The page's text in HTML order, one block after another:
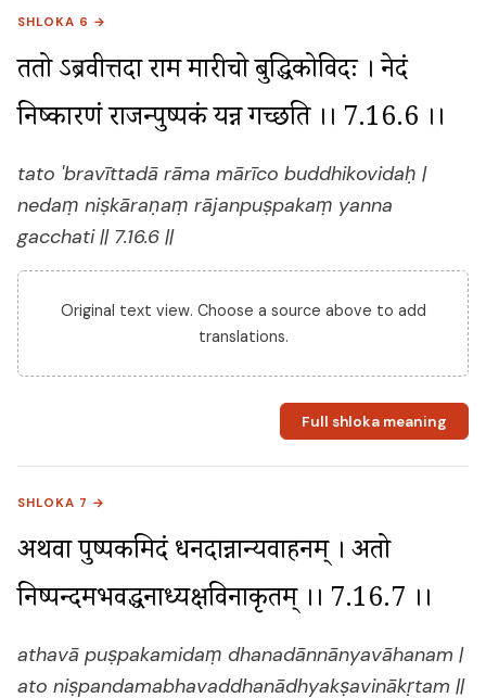
SHLOKA 6 →
ततो ऽब्रवीत्तदा राम मारीचो बुद्धिकोविदः । नेदं
निष्कारणं राजन्पुष्पकं यन्न गच्छति ।। 7.16.6 ।।
tato 'bravīttadā rāma mārīco buddhikovidaḥ |
nedaṃ niṣkāraṇaṃ rājanpuṣpakaṃ yanna
gacchati || 7.16.6 ||
Original text view. Choose a source above to add
translations.
Full shloka meaning
SHLOKA 7 →
अथवा पुष्पकमिदं धनदान्नान्यवाहनम् । अतो
निष्पन्दमभवद्धनाध्यक्षविनाकृतम् ।। 7.16.7 ।।
athavā puṣpakamidaṃ dhanadānnānyavāhanam |
ato niṣpandamabhavaddhanādhyakṣavinākṛtam ||